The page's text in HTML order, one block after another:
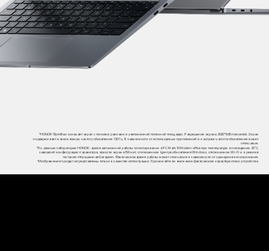
*HONOR ФуллВью означает экран с тонкими рамками и увеличенной полезной площадью. Разрешение экрана 2520*1680 пикселей. Экран
поддерживает максимальную частоту обновления 120 Гц. В зависимости от используемых приложений и настроек частота обновления может
отличаться.
*По данным лаборатории HONOR: время автономной работы потестированно в PC Mark 10 Modern office при температуре в помещении 25°C,
заводской конфигурации параметров, яркости экрана 150 нит, отключенном Центре обновления Windows, отключенном Wi-Fi и в режиме
питания «Улучшенная батарея». Фактическое время работы может отличаться в зависимости от сценариев использования.
*Изображения продукта представлены только в качестве иллюстрации. Принимайте во внимание фактические характеристики устройства.